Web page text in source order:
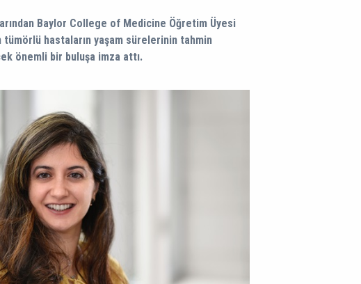
Baylor College of Medicine Öğretim Üyesi
tümörlü hastaların yaşam sürelerinin tahmin
önemli bir buluşa imza attı.